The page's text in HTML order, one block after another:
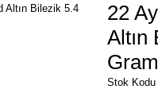
22
Altın
Gram
Stok Kodu